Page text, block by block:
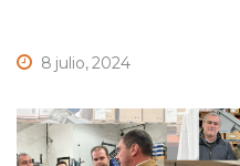
8 julio, 2024